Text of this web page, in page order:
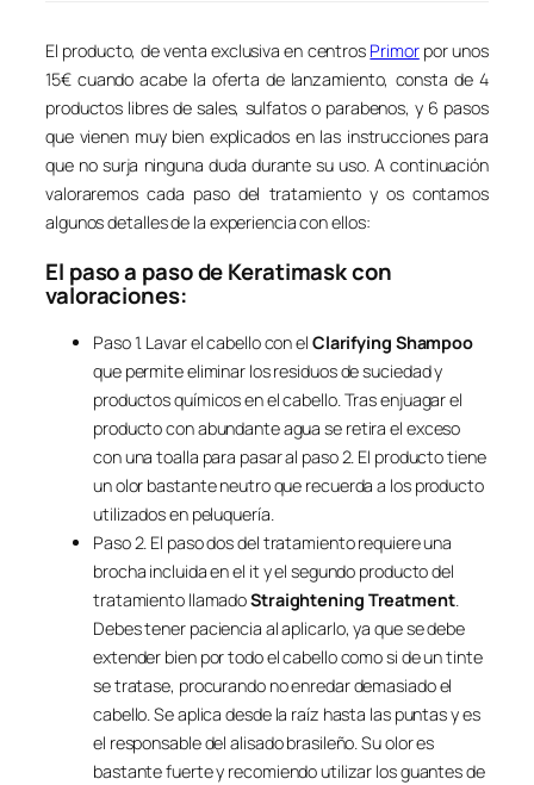
El producto, de venta exclusiva en centros Primorpor unos
15€ cuando acabe la oferta de lanzamiento, consta de 4
productos libres de sales, sulfatos o parabenos, y 6 pasos
que vienen muy bien explicados en las instrucciones para
que no surja ninguna duda durante su uso. A continuación
valoraremos cada paso del tratamiento y os contamos
algunos detalles de la experiencia con ellos:
El paso a paso de Keratimask con
valoraciones:
Paso 1. Lavar el cabello con el Clarifying Shampoo
que permite eliminar los residuos de suciedad y
productos químicos en el cabello. Tras enjuagar el
producto con abundante agua se retira el exceso
con una toalla para pasar al paso 2. El producto tiene
un olor bastante neutro que recuerda a los producto
utilizados en peluquería.
Paso 2. El paso dos del tratamiento requiere una
brocha incluida en el it y el segundo producto del
tratamiento llamadoStraightening Treatment.
Debes tener paciencia al aplicarlo, ya que se debe
extender bien por todo el cabello como si de un tinte
se tratase, procurando no enredar demasiado el
cabello. Se aplica desde la raíz hasta las puntas y es
el responsable del alisado brasileño. Su olor es
bastante fuerte y recomiendo utilizar los guantes de